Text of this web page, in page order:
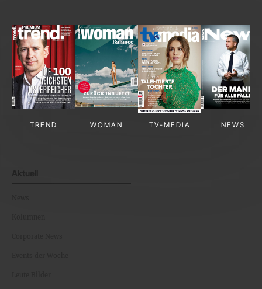
TREND WOMAN TV-MEDIA NEWS